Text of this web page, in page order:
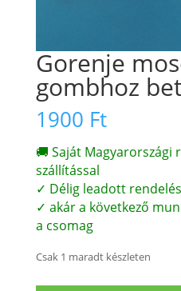
Gorenje
gombhoz
1900 Ft
🚚 Saját Magyarországi
szállítással
✓ Délig leadott
✓ akár a következő
a csomag
Csak 1 maradt készleten